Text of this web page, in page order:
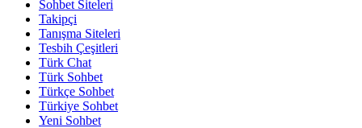
Sohbet Siteleri
Takipçi
Tanışma Siteleri
Tesbih Çeşitleri
Türk Chat
Türk Sohbet
Türkçe Sohbet
Türkiye Sohbet
Yeni Sohbet